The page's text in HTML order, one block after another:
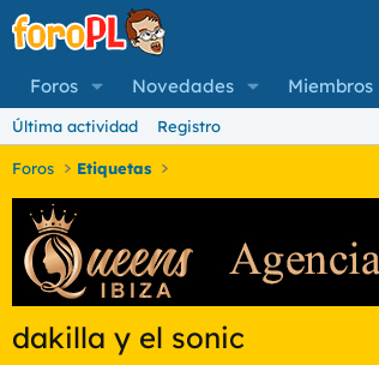
Foros Novedades Miembros
Última actividad Registro
Foros Etiquetas
dakilla y el sonic